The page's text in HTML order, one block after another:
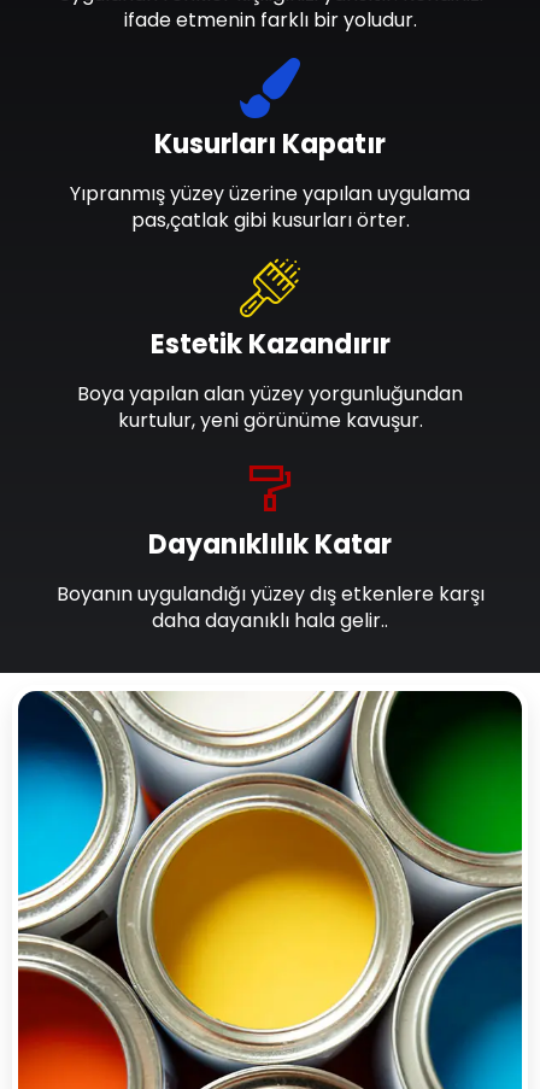
Dayanıklılık Katar
Boyanın uygulandığı yüzey dış etkenlere karşı
daha dayanıklı hala gelir..
Estetik Kazandırır
Boya yapılan alan yüzey yorgunluğundan
kurtulur, yeni görünüme kavuşur.
Kusurları Kapatır
Yıpranmış yüzey üzerine yapılan uygulama
pas,çatlak gibi kusurları örter.
ifade etmenin farklı bir yoludur.